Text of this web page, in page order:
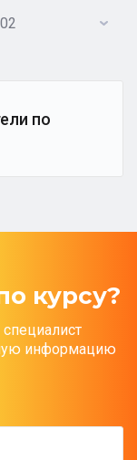
по
курсу?
информацию